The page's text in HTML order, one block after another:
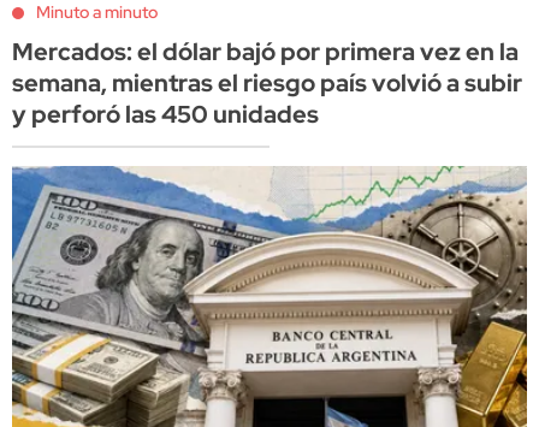
Minuto a minuto
Mercados: el dólar bajó por primera vez en la
semana, mientras el riesgo país volvió a subir
y perforó las 450 unidades